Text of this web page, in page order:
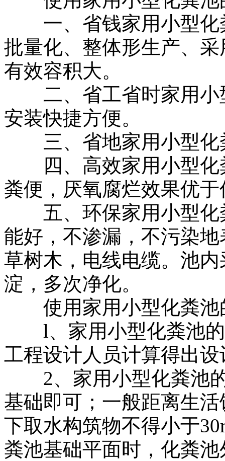
一、省钱家用小型化
批量化、整体形生产、
有效容积大。
二、省工省时家用小
安装快捷方便。
三、省地家用小型化
四、高效家用小型化
粪便，厌氧腐烂效果优
五、环保家用小型化
能好，不渗漏，不污染
草树木，电线电缆。池
淀，多次净化。
使用家用小型化粪池
l、家用小型化粪池的
工程设计人员计算得出
2、家用小型化粪池的
基础即可；一般距离生
下取水构筑物不得小于
粪池基础平面时，化粪